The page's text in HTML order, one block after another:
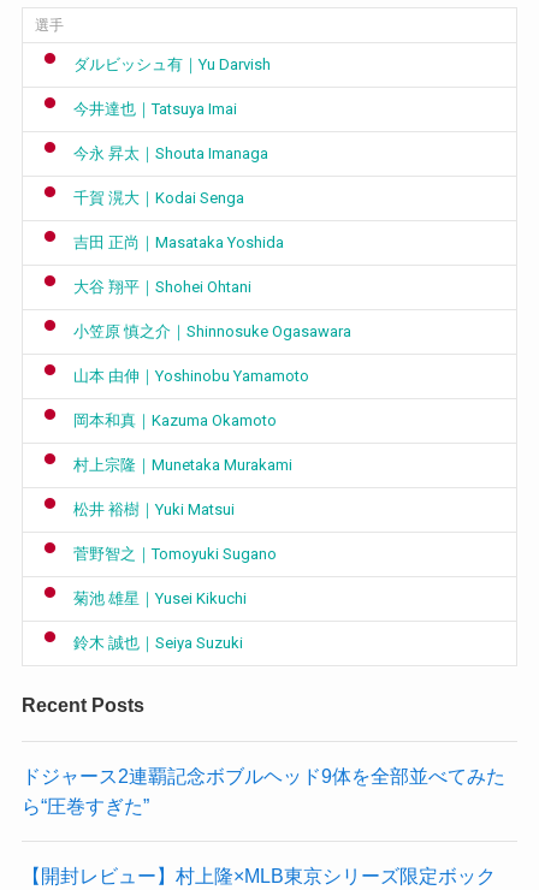
選手
ダルビッシュ有｜Yu Darvish
今井達也｜Tatsuya Imai
今永 昇太｜Shouta Imanaga
千賀 滉大｜Kodai Senga
吉田 正尚｜Masataka Yoshida
大谷 翔平｜Shohei Ohtani
小笠原 慎之介｜Shinnosuke Ogasawara
山本 由伸｜Yoshinobu Yamamoto
岡本和真｜Kazuma Okamoto
村上宗隆｜Munetaka Murakami
松井 裕樹｜Yuki Matsui
菅野智之｜Tomoyuki Sugano
菊池 雄星｜Yusei Kikuchi
鈴木 誠也｜Seiya Suzuki
Recent Posts
ドジャース2連覇記念ボブルヘッド9体を全部並べてみた
ら“圧巻すぎた”
【開封レビュー】村上隆×MLB東京シリーズ限定ボック